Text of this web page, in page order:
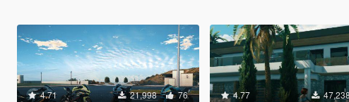
4.71 21,998 76 4.77